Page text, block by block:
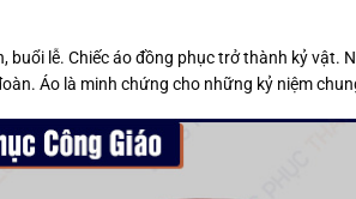
buổi lễ. Chiếc áo đồng phục trở thành kỷ
Áo là minh chứng cho những kỷ niệm